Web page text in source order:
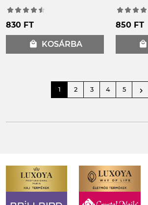
830 FT
local_mall KOSÁRBA
850 FT
local_mall
1 2 3 4 5 navigate_next